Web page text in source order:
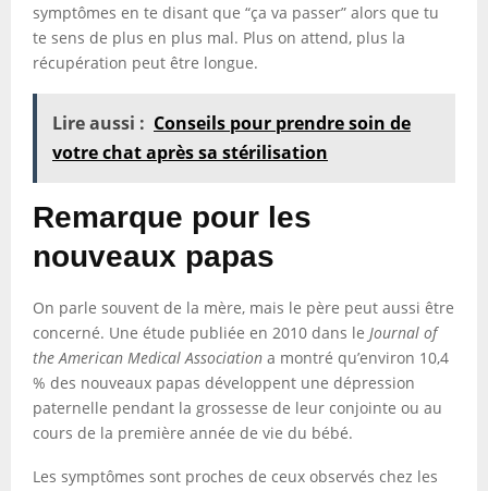
symptômes en te disant que “ça va passer” alors que tu
te sens de plus en plus mal. Plus on attend, plus la
récupération peut être longue.
Lire aussi : Conseils pour prendre soin de
votre chat après sa stérilisation
Remarque pour les
nouveaux papas
On parle souvent de la mère, mais le père peut aussi être
concerné. Une étude publiée en 2010 dans le Journal of
the American Medical Association a montré qu’environ 10,4
% des nouveaux papas développent une dépression
paternelle pendant la grossesse de leur conjointe ou au
cours de la première année de vie du bébé.
Les symptômes sont proches de ceux observés chez les